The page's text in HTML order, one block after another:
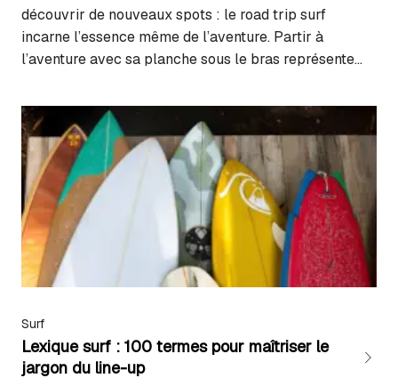
découvrir de nouveaux spots : le road trip surf
incarne l’essence même de l’aventure. Partir à
l’aventure avec sa planche sous le bras représente
vagues parfaites, de moments authentiques et de
rencontres inoubliables. Mais comment transformer…
Surf
Lexique surf : 100 termes pour maîtriser le
jargon du line-up